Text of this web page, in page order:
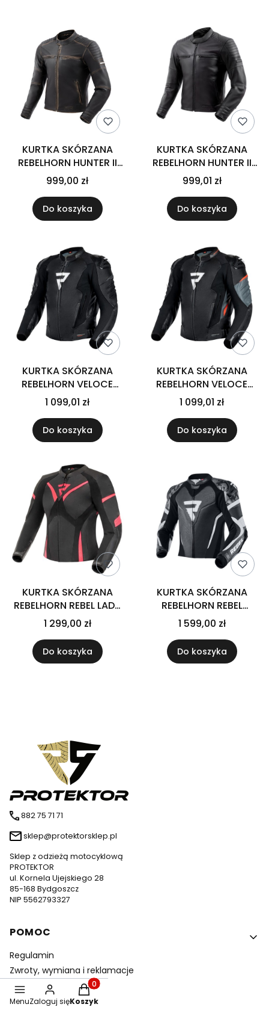
KURTKA SKÓRZANA
REBELHORN HUNTER II
VINTAGE BROWN
999,00 zł
Do koszyka
KURTKA SKÓRZANA
REBELHORN HUNTER II
BLACK
999,01 zł
Do koszyka
KURTKA SKÓRZANA
REBELHORN VELOCE
BLACK/WHITE
1 099,01 zł
Do koszyka
KURTKA SKÓRZANA
REBELHORN VELOCE
BLACK/GREY/FLUO RED
1 099,01 zł
Do koszyka
KURTKA SKÓRZANA
REBELHORN REBEL LADY
PINK/BLACK
1 299,00 zł
Do koszyka
KURTKA SKÓRZANA
REBELHORN REBEL
BLACK/WHITE
1 599,00 zł
Do koszyka
882 75 71 71
sklep@protektorsklep.pl
Sklep z odzieżą motocyklową
PROTEKTOR
ul. Kornela Ujejskiego 28
85-168 Bydgoszcz
NIP 5562793327
Linki w stopce
POMOC
Regulamin
Zwroty, wymiana i reklamacje
Raty
MenuZaloguj się
Produkty w koszyku: 0. Zobacz szczegóły
Koszyk